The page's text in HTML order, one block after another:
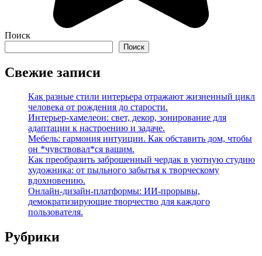
Поиск
Поиск
Свежие записи
Как разные стили интерьера отражают жизненный цикл
человека от рождения до старости.
Интерьер-хамелеон: свет, декор, зонирование для
адаптации к настроению и задаче.
Мебель: гармония интуиции. Как обставить дом, чтобы
он *чувствовал*ся вашим.
Как преобразить заброшенный чердак в уютную студию
художника: от пыльного забытья к творческому
вдохновению.
Онлайн-дизайн-платформы: ИИ-прорывы,
демократизирующие творчество для каждого
пользователя.
Рубрики